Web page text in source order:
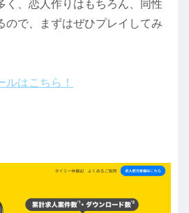
く、恋人作りはもちろん、同性
ので、まずはぜひプレイしてみ
はこちら！